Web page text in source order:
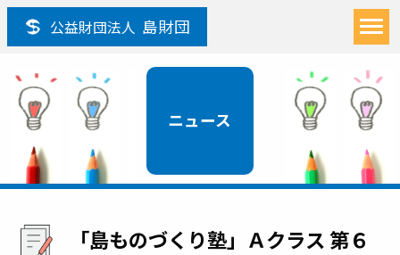
公益財団法人 島財団
ニュース
「島ものづくり塾」Ａクラス 第６